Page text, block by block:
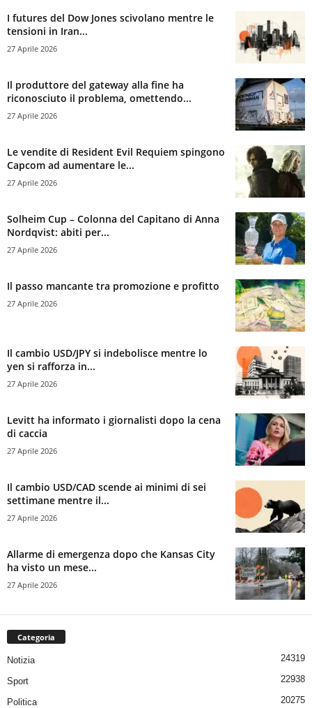
I futures del Dow Jones scivolano mentre le
tensioni in Iran...
27 Aprile 2026
Il produttore del gateway alla fine ha
riconosciuto il problema, omettendo...
27 Aprile 2026
Le vendite di Resident Evil Requiem spingono
Capcom ad aumentare le...
27 Aprile 2026
Solheim Cup – Colonna del Capitano di Anna
Nordqvist: abiti per...
27 Aprile 2026
Il passo mancante tra promozione e profitto
27 Aprile 2026
Il cambio USD/JPY si indebolisce mentre lo
yen si rafforza in...
27 Aprile 2026
Levitt ha informato i giornalisti dopo la cena
di caccia
27 Aprile 2026
Il cambio USD/CAD scende ai minimi di sei
settimane mentre il...
27 Aprile 2026
Allarme di emergenza dopo che Kansas City
ha visto un mese...
27 Aprile 2026
Categoria
Notizia 24319
Sport 22938
Politica 20275